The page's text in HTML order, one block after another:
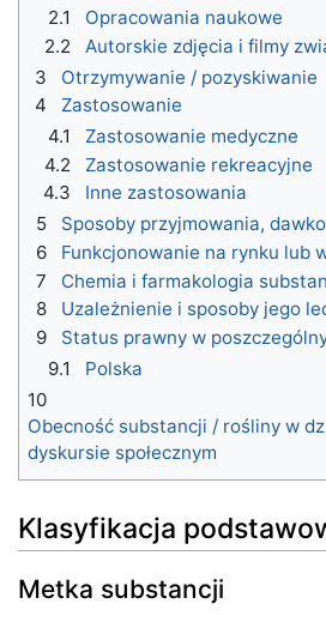
2.1
Opracowania naukowe
2.2
Autorskie zdjęcia i filmy
3
Otrzymywanie / pozyskiwanie
4
Zastosowanie
4.1
Zastosowanie medyczne
4.2
Zastosowanie rekreacyjne
4.3
Inne zastosowania
5
Sposoby przyjmowania,
6
Funkcjonowanie na rynku lub
7
Chemia i farmakologia
8
Uzależnienie i sposoby jego
9
Status prawny w
9.1
Polska
10
Obecność substancji / rośliny w
dyskursie społecznym
Klasyfikacja
Metka substancji